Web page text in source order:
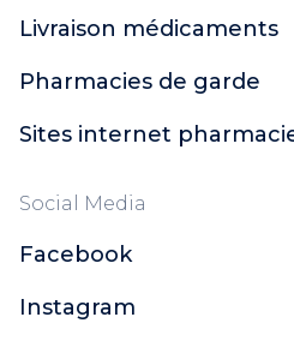
Livraison médicaments
Pharmacies de garde
Sites internet
Social Media
Facebook
Instagram